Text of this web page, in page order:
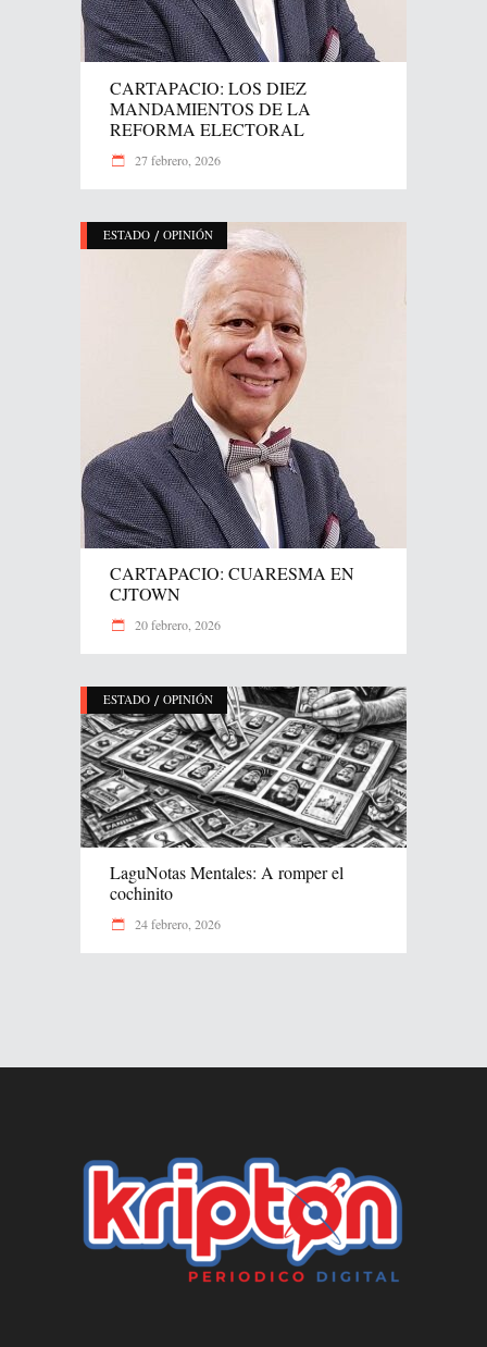
CARTAPACIO: LOS DIEZ
MANDAMIENTOS DE LA
REFORMA ELECTORAL
27 febrero, 2026
ESTADO / OPINIÓN
CARTAPACIO: CUARESMA EN
CJTOWN
20 febrero, 2026
ESTADO / OPINIÓN
LaguNotas Mentales: A romper el
cochinito
24 febrero, 2026